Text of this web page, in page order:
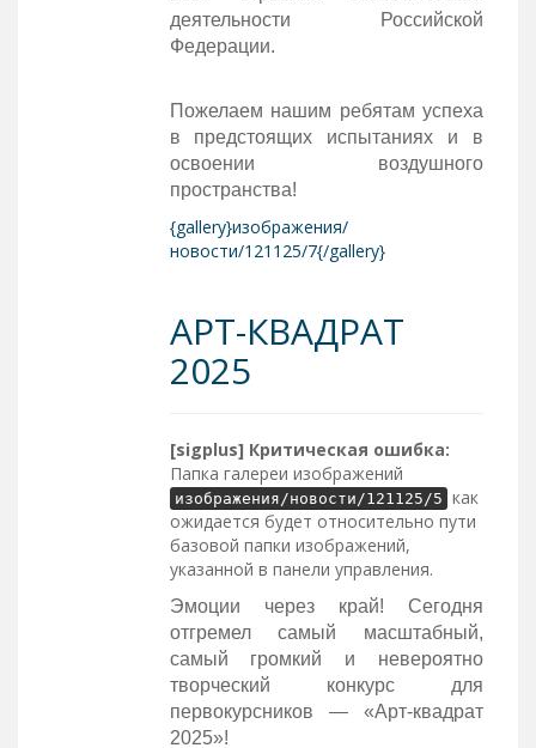
деятельности Российской
Федерации.
Пожелаем нашим ребятам успеха
в предстоящих испытаниях и в
освоении воздушного
пространства!
{gallery}изображения/
новости/121125/7{/gallery}
АРТ-КВАДРАТ
2025
[sigplus] Критическая ошибка:
Папка галереи изображений
изображения/новости/121125/5 как
ожидается будет относительно пути
базовой папки изображений,
указанной в панели управления.
Эмоции через край! Сегодня
отгремел самый масштабный,
самый громкий и невероятно
творческий конкурс для
первокурсников — «Арт-квадрат
2025»!